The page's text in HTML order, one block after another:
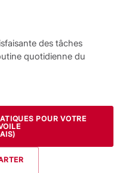
des tâches
quotidienne du
POUR VOTRE